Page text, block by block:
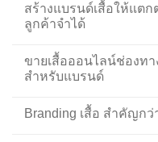
สร้างแบรนด์เสื้อให้แตก
ลูกค้าจำได้
ขายเสื้อออนไลน์ช่องท
สำหรับแบรนด์
Branding เสื้อ สำคัญกว่